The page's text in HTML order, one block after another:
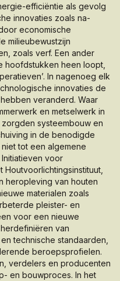
efficiëntie als gevolg
innovaties zoals na-
economische
milieubewustzijn
zoals verf. Een ander
hoofdstukken heen loopt,
In nagenoeg elk
innovaties de
veranderd. Waar
en metselwerk in
systeembouw en
in de benodigde
tot een algemene
voor
heropleving van houten
materialen zoals
pleister- en
voor een nieuwe
van
technische standaarden,
beroepsprofielen.
verdelers en producenten
en bouwproces. In het